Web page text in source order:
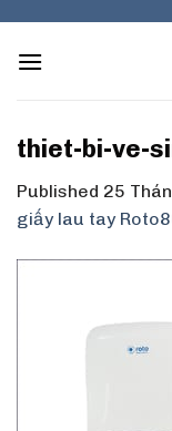
content
thiet-bi-ve-
Published 25
giấy lau tay